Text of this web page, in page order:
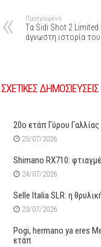
Προηγούμενη
Tα Sidi Shot 2 Limited
άγνωστη ιστορία
ΣΧΕΤΙΚΕΣ ΔΗΜΟΣΙΕΥΣΕΙΣ
20ο ετάπ Γύρου
25/07/2026
Shimano RX710:
24/07/2026
Selle Italia SLR: η
23/07/2026
Pogi, hermano ya eres
ετάπ